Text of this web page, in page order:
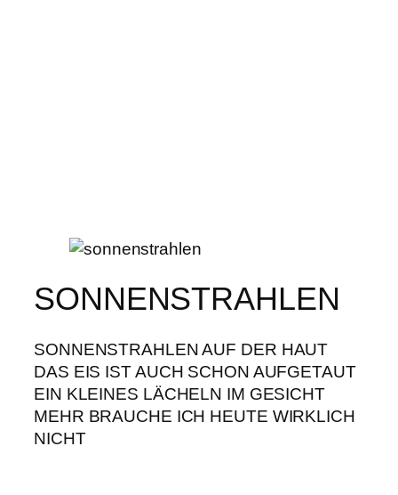
SONNENSTRAHLEN
SONNENSTRAHLEN AUF DER HAUT
DAS EIS IST AUCH SCHON AUFGETAUT
EIN KLEINES LÄCHELN IM GESICHT
MEHR BRAUCHE ICH HEUTE WIRKLICH
NICHT